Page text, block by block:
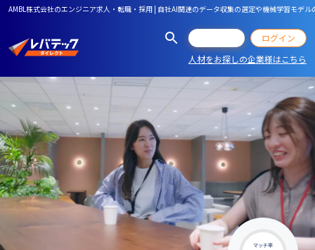
AMBL株式会社のエンジニア求人・転職・採用 | 自社AI関連のデータ収集の選定や機械学習モデ
ログイン
人材をお探しの企業様はこちら
マッチ率